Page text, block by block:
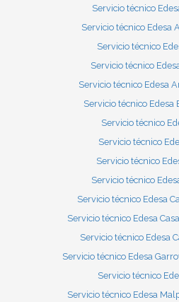
Servicio técnico
Servicio técnico Edesa
Servicio técnico
Servicio técnico
Servicio técnico Edesa
Servicio técnico Edesa
Servicio técnico
Servicio técnico
Servicio técnico
Servicio técnico
Servicio técnico Edesa
Servicio técnico Edesa
Servicio técnico Edesa
Servicio técnico Edesa
Servicio técnico
Servicio técnico Edesa